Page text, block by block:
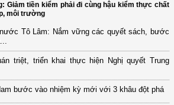
Giảm tiền kiểm phải đi cùng hậu kiểm thực chất
môi trường
Tô Lâm: Nắm vững các quyết sách, bước
triệt, triển khai thực hiện Nghị quyết Trung
bước vào nhiệm kỳ mới với 3 khâu đột phá